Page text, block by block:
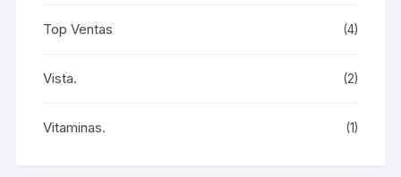
Top Ventas (4)
Vista. (2)
Vitaminas. (1)